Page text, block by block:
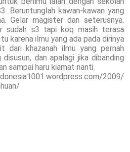
Beruntunglah kawan-kawan yang
Gelar magister dan seterusnya.
sudah s3 tapi koq masih terasa
karena ilmu yang ada pada dirinya
dari khazanah ilmu yang pernah
disusun, dan apalagi jika dibanding
sampai haru kiamat nanti.
2009/